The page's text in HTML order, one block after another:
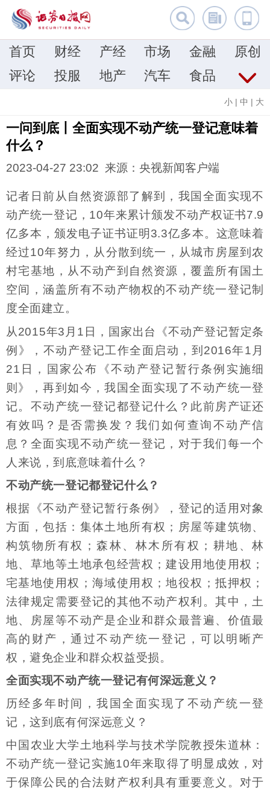
首页 财经 产经 市场 金融
原创
评论
投服 地产 汽车 食品
小 | 中 | 大
一问到底丨全面实现不动产统一登记意味着
什么？
2023-04-27 23:02 来源：央视新闻客户端
记者日前从自然资源部了解到，我国全面实现不
动产统一登记，10年来累计颁发不动产权证书7.9
亿多本，颁发电子证书证明3.3亿多本。这意味着
经过10年努力，从分散到统一，从城市房屋到农
村宅基地，从不动产到自然资源，覆盖所有国土
空间，涵盖所有不动产物权的不动产统一登记制
度全面建立。
从2015年3月1日，国家出台《不动产登记暂定条
例》，不动产登记工作全面启动，到2016年1月
21日，国家公布《不动产登记暂行条例实施细
则》，再到如今，我国全面实现了不动产统一登
记。不动产统一登记都登记什么？此前房产证还
有效吗？是否需换发？我们如何查询不动产信
息？全面实现不动产统一登记，对于我们每一个
人来说，到底意味着什么？
不动产统一登记都登记什么？
根据《不动产登记暂行条例》，登记的适用对象
方面，包括：集体土地所有权；房屋等建筑物、
构筑物所有权；森林、林木所有权；耕地、林
地、草地等土地承包经营权；建设用地使用权；
宅基地使用权；海域使用权；地役权；抵押权；
法律规定需要登记的其他不动产权利。其中，土
地、房屋等不动产是企业和群众最普遍、价值最
高的财产，通过不动产统一登记，可以明晰产
权，避免企业和群众权益受损。
全面实现不动产统一登记有何深远意义？
历经多年时间，我国全面实现了不动产统一登
记，这到底有何深远意义？
中国农业大学土地科学与技术学院教授朱道林：
不动产统一登记实施10年来取得了明显成效，对
于保障公民的合法财产权利具有重要意义。对于